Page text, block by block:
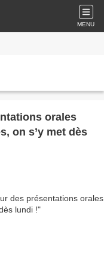
MENU
orales
on s’y met dès